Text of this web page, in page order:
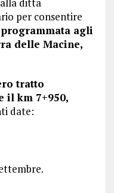
ditta
per consentire
agli
delle Macine,
tratto
il km 7+950,
date: